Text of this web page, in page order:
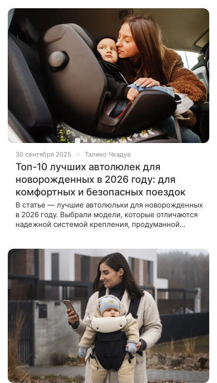
30 сентября 2025 Талико Чкадуа
Топ-10 лучших автолюлек для
новорожденных в 2026 году: для
комфортных и безопасных поездок
В статье — лучшие автолюльки для новорожденных
в 2026 году. Выбрали модели, которые отличаются
надежной системой крепления, продуманной